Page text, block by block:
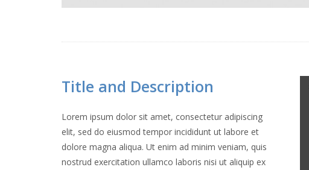
Title and Description
Lorem ipsum dolor sit amet, consectetur adipiscing
elit, sed do eiusmod tempor incididunt ut labore et
dolore magna aliqua. Ut enim ad minim veniam, quis
nostrud exercitation ullamco laboris nisi ut aliquip ex